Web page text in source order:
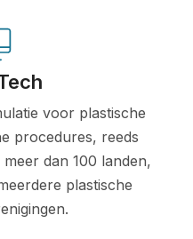
voor plastische
procedures, reeds
dan 100 landen,
plastische